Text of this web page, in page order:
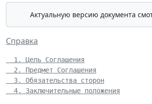
Актуальную версию документа
Справка
  1. Цель Соглашения
  2. Предмет Соглашения
  3. Обязательства сторон
  4. Заключительные положения